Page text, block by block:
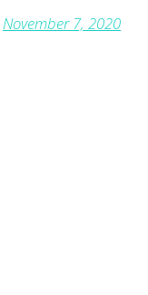
November 7, 2020